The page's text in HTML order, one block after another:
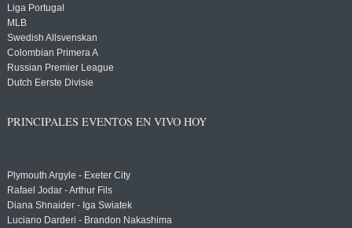
Liga Portugal
MLB
Swedish Allsvenskan
Colombian Primera A
Russian Premier League
Dutch Eerste Divisie
PRINCIPALES EVENTOS EN VIVO HOY
Plymouth Argyle - Exeter City
Rafael Jodar - Arthur Fils
Diana Shnaider - Iga Swiatek
Luciano Darderi - Brandon Nakashima